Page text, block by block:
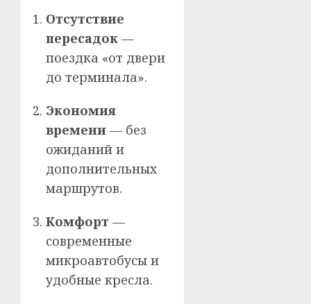
Отсутствие
пересадок —
поездка «от двери
до терминала».
Экономия
времени — без
ожиданий и
дополнительных
маршрутов.
Комфорт —
современные
микроавтобусы и
удобные кресла.